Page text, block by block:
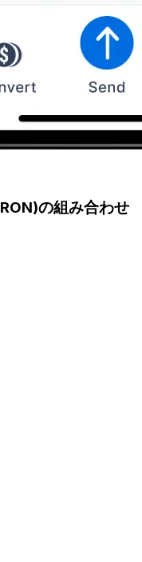
の組み合わせ